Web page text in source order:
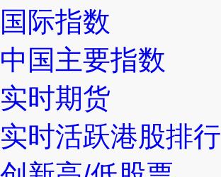
国际指数
中国主要指数
实时期货
实时活跃港股排行